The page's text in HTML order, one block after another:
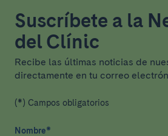
Suscríbete a la
del Clínic
Recibe las últimas noticias de
directamente en tu correo
(*) Campos obligatorios
Nombre*